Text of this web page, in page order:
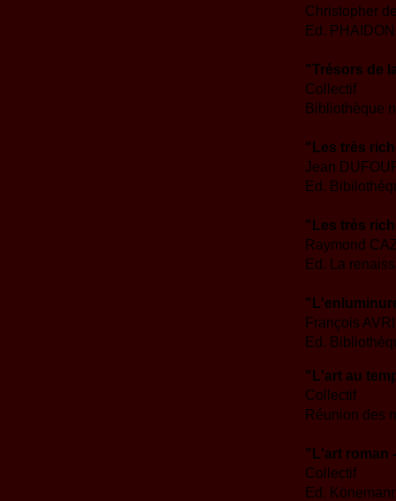
Christopher
Ed. PHAIDON
"Trésors de
Collectif
Bibliothèque
"Les très
Jean
Ed.
"Les très
Raymond
Ed. La
François
Ed.
"L'art au
Collectif
Réunion des
"L'art roman
Collectif
Ed.